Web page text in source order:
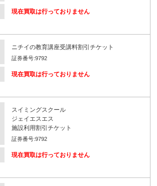
現在買取は行っておりません
ニチイの教育講座受講料割引チケット
証券番号:9792
現在買取は行っておりません
スイミングスクール
ジェイエスエス
施設利用割引チケット
証券番号:9792
現在買取は行っておりません